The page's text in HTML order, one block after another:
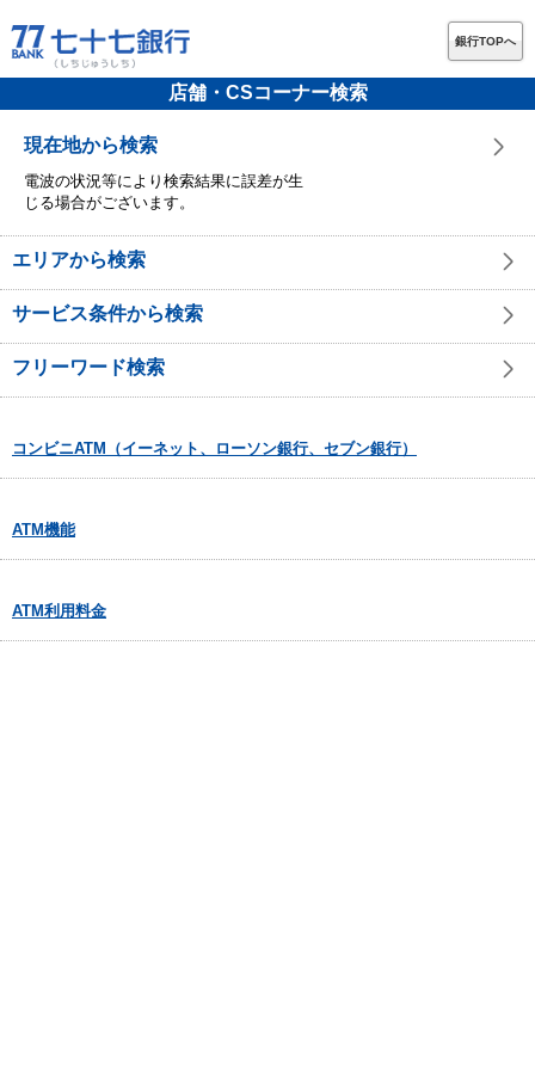
銀行TOPへ
店舗・CSコーナー検索
現在地から検索
電波の状況等により検索結果に誤差が生
じる場合がございます。
エリアから検索
サービス条件から検索
フリーワード検索
コンビニATM（イーネット、ローソン銀行、セブン銀行）
ATM機能
ATM利用料金